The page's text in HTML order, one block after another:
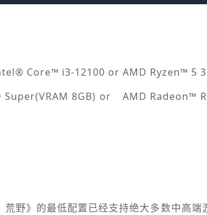
Core™ i3-12100 or AMD Ryzen™ 5
Super(VRAM 8GB) or AMD Radeon™
野》的最低配置已经支持绝大多数中高端